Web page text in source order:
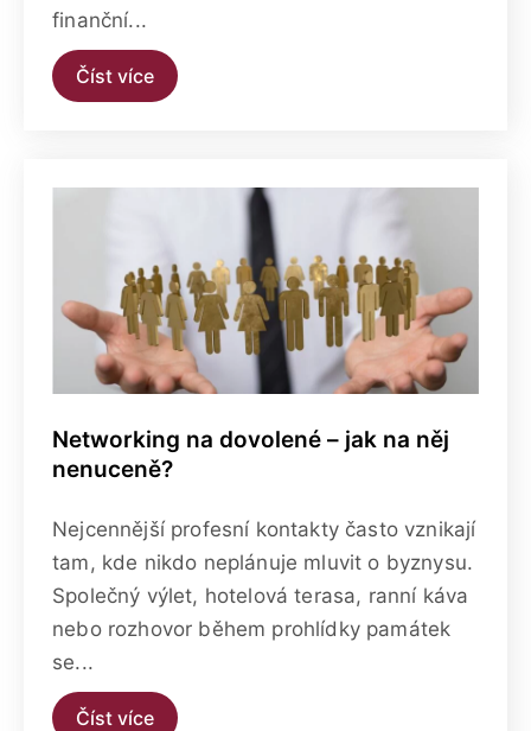
finanční...
Číst více
Networking na dovolené – jak na něj
nenuceně?
Nejcennější profesní kontakty často vznikají
tam, kde nikdo neplánuje mluvit o byznysu.
Společný výlet, hotelová terasa, ranní káva
nebo rozhovor během prohlídky památek
se...
Číst více